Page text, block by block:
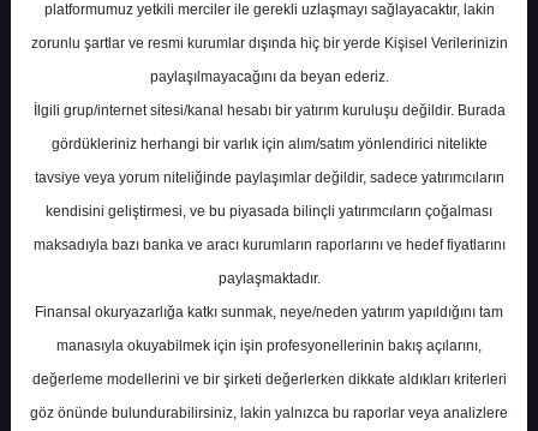
Çeyreksel Enerji Bülteni
Rapor, enerji sektöründe 2Ç26 döneminde
elektrik üretiminin geçen yılın aynı
dönemine göre %0,5 azalarak 72.861.145
MWh gerçekleştiğini, buna karşın bazı
şirketlerde üretim artışlarının öne çıktığını
anlatıyor. Kurulu gücün 2026 yılı Mayıs ayı
platformumuz yetkili merciler ile gerekli uzlaşmayı sağlayacaktır, lakin
zorunlu şartlar ve resmi kurumlar dışında hiç bir yerde Kişisel Verilerinizin
paylaşılmayacağını da beyan ederiz.
İlgili grup/internet sitesi/kanal hesabı bir yatırım kuruluşu değildir. Burada
gördükleriniz herhangi bir varlık için alım/satım yönlendirici nitelikte
tavsiye veya yorum niteliğinde paylaşımlar değildir, sadece yatırımcıların
kendisini geliştirmesi, ve bu piyasada bilinçli yatırımcıların çoğalması
maksadıyla bazı banka ve aracı kurumların raporlarını ve hedef fiyatlarını
paylaşmaktadır.
Finansal okuryazarlığa katkı sunmak, neye/neden yatırım yapıldığını tam
manasıyla okuyabilmek için işin profesyonellerinin bakış açılarını,
değerleme modellerini ve bir şirketi değerlerken dikkate aldıkları kriterleri
göz önünde bulundurabilirsiniz, lakin yalnızca bu raporlar veya analizlere